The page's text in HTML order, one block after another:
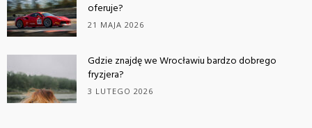
oferuje?
21 MAJA 2026
Gdzie znajdę we Wrocławiu bardzo dobrego
fryzjera?
3 LUTEGO 2026